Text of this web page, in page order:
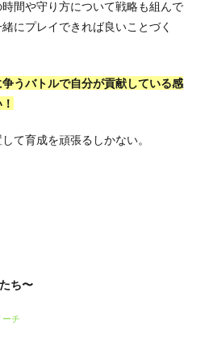
間や守り方について戦略も組んで
にプレイできれば良いことづく
うバトルで自分が貢献している感
て育成を頑張るしかない。
ち〜
ーチ